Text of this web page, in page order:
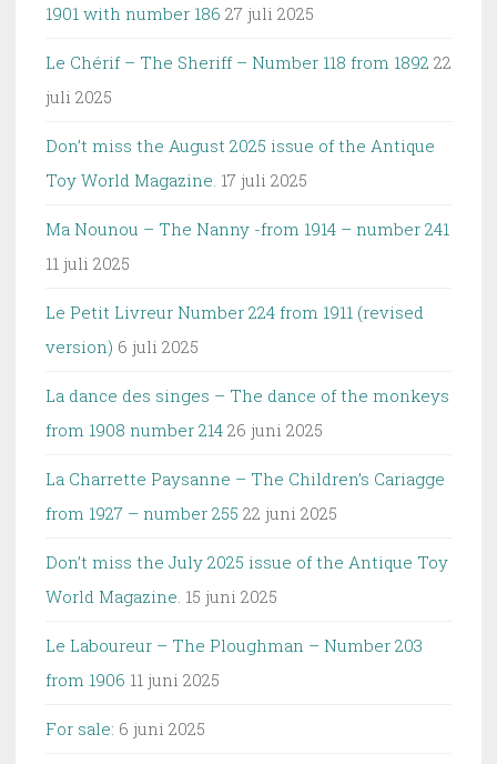
1901 with number 186 27 juli 2025
Le Chérif – The Sheriff – Number 118 from 1892 22
juli 2025
Don’t miss the August 2025 issue of the Antique
Toy World Magazine. 17 juli 2025
Ma Nounou – The Nanny -from 1914 – number 241
11 juli 2025
Le Petit Livreur Number 224 from 1911 (revised
version) 6 juli 2025
La dance des singes – The dance of the monkeys
from 1908 number 214 26 juni 2025
La Charrette Paysanne – The Children’s Cariagge
from 1927 – number 255 22 juni 2025
Don’t miss the July 2025 issue of the Antique Toy
World Magazine. 15 juni 2025
Le Laboureur – The Ploughman – Number 203
from 1906 11 juni 2025
For sale: 6 juni 2025